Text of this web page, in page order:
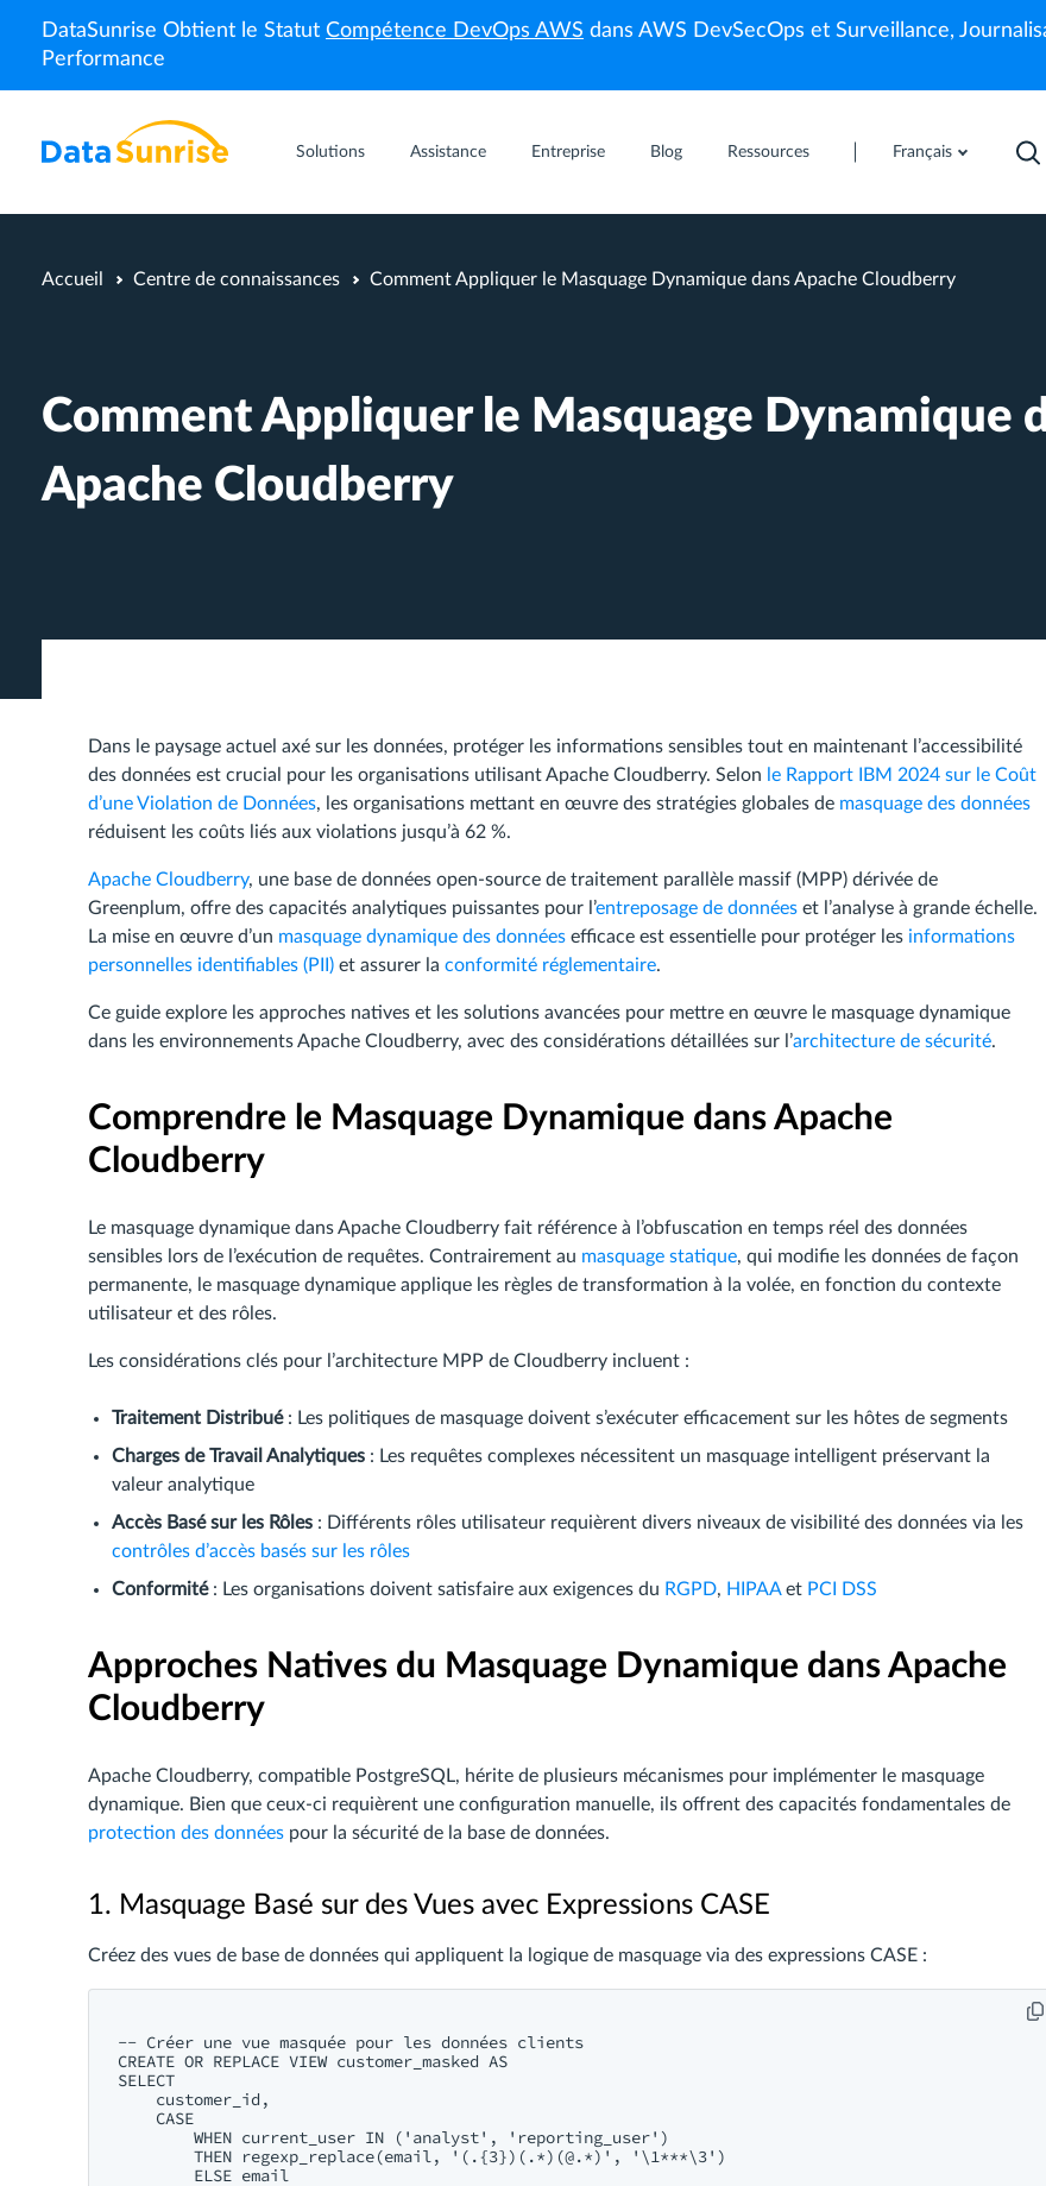
DataSunrise Obtient le Statut Compétence DevOps AWS dans AWS DevSecOps et Surveillance,
Performance
Solutions Assistance Entreprise Blog Ressources Français
Accueil Centre de connaissances Comment Appliquer le Masquage Dynamique dans Apache Cloudberry
Comment Appliquer le Masquage Dynamique
Apache Cloudberry
Dans le paysage actuel axé sur les données, protéger les informations sensibles tout en maintenant l’accessibilité
des données est crucial pour les organisations utilisant Apache Cloudberry. Selon le Rapport IBM 2024 sur le Coût
d’une Violation de Données, les organisations mettant en œuvre des stratégies globales de masquage des données
réduisent les coûts liés aux violations jusqu’à 62 %.
Apache Cloudberry, une base de données open-source de traitement parallèle massif (MPP) dérivée de
Greenplum, offre des capacités analytiques puissantes pour l’entreposage de données et l’analyse à grande échelle.
La mise en œuvre d’un masquage dynamique des données efficace est essentielle pour protéger les informations
personnelles identifiables (PII) et assurer la conformité réglementaire.
Ce guide explore les approches natives et les solutions avancées pour mettre en œuvre le masquage dynamique
dans les environnements Apache Cloudberry, avec des considérations détaillées sur l’architecture de sécurité.
Comprendre le Masquage Dynamique dans Apache
Cloudberry
Le masquage dynamique dans Apache Cloudberry fait référence à l’obfuscation en temps réel des données
sensibles lors de l’exécution de requêtes. Contrairement au masquage statique, qui modifie les données de façon
permanente, le masquage dynamique applique les règles de transformation à la volée, en fonction du contexte
utilisateur et des rôles.
Les considérations clés pour l’architecture MPP de Cloudberry incluent :
Traitement Distribué: Les politiques de masquage doivent s’exécuter efficacement sur les hôtes de segments
Charges de Travail Analytiques : Les requêtes complexes nécessitent un masquage intelligent préservant la
valeur analytique
Accès Basé sur les Rôles : Différents rôles utilisateur requièrent divers niveaux de visibilité des données via les
contrôles d’accès basés sur les rôles
Conformité: Les organisations doivent satisfaire aux exigences du RGPD, HIPAAet PCI DSS
Approches Natives du Masquage Dynamique dans Apache
Cloudberry
Apache Cloudberry, compatible PostgreSQL, hérite de plusieurs mécanismes pour implémenter le masquage
dynamique. Bien que ceux-ci requièrent une configuration manuelle, ils offrent des capacités fondamentales de
protection des données pour la sécurité de la base de données.
1. Masquage Basé sur des Vues avec Expressions CASE
Créez des vues de base de données qui appliquent la logique de masquage via des expressions CASE :
-- Créer une vue masquée pour les données clients
CREATE OR REPLACE VIEW customer_masked AS
SELECT
    customer_id,
    CASE
        WHEN current_user IN ('analyst', 'reporting_user')
        THEN regexp_replace(email, '(.{3})(.*)(@.*)', '\1***\3')
        ELSE email